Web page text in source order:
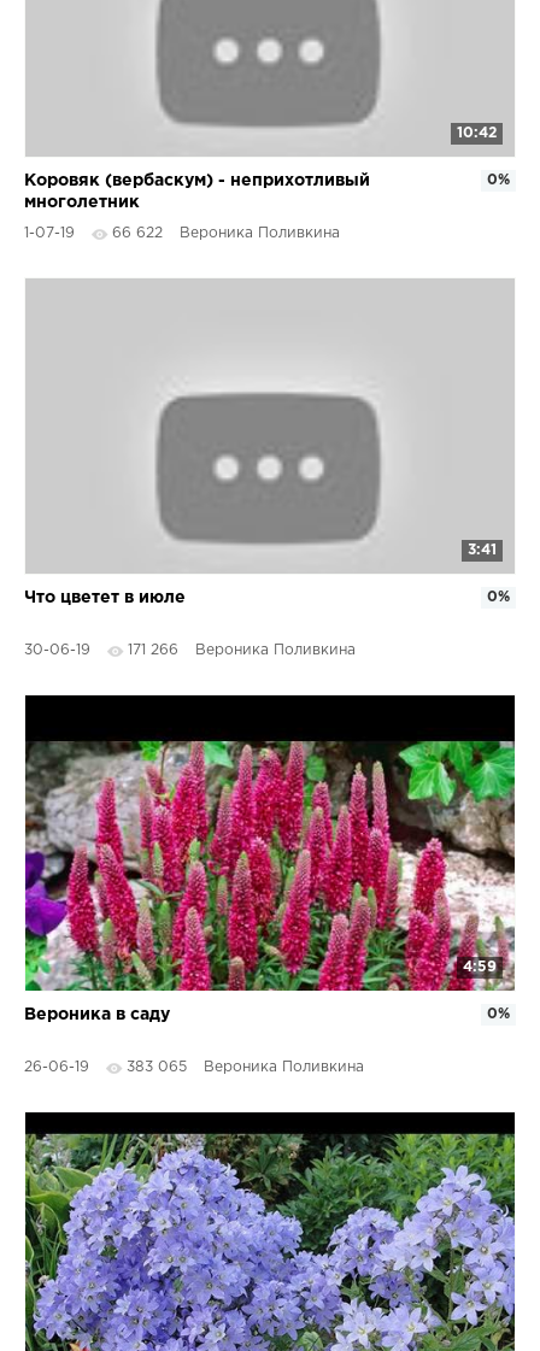
10:42
Коровяк (вербаскум) - неприхотливый
многолетник
1-07-19 66 622 Вероника Поливкина
0%
3:41
Что цветет в июле
30-06-19 171 266 Вероника Поливкина
0%
4:59
Вероника в саду
26-06-19 383 065 Вероника Поливкина
0%